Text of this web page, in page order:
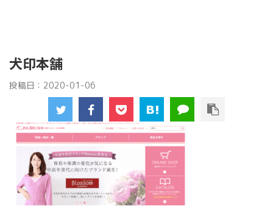
犬印本舗
投稿日： 2020-01-06